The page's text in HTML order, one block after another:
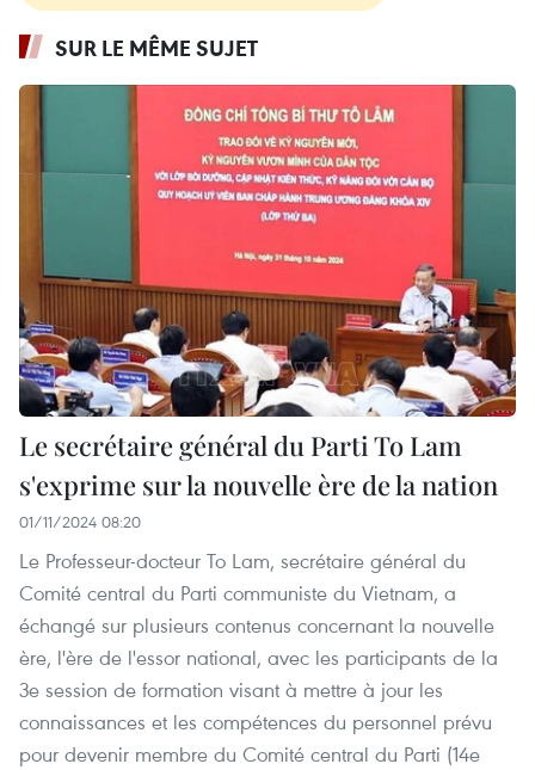
SUR LE MÊME SUJET
Le secrétaire général du Parti To Lam
s'exprime sur la nouvelle ère de la nation
01/11/2024 08:20
Le Professeur-docteur To Lam, secrétaire général du
Comité central du Parti communiste du Vietnam, a
échangé sur plusieurs contenus concernant la nouvelle
ère, l'ère de l'essor national, avec les participants de la
3e session de formation visant à mettre à jour les
connaissances et les compétences du personnel prévu
pour devenir membre du Comité central du Parti (14e